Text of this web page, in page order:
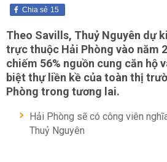
15
Chia sẻ
Theo Savills, Thuỷ Nguyên dự
trực thuộc Hải Phòng vào năm
chiếm 56% nguồn cung căn hộ
biệt thự liền kề của toàn thị
Phòng trong tương lai.
Hải Phòng sẽ có công viên
Thuỷ Nguyên